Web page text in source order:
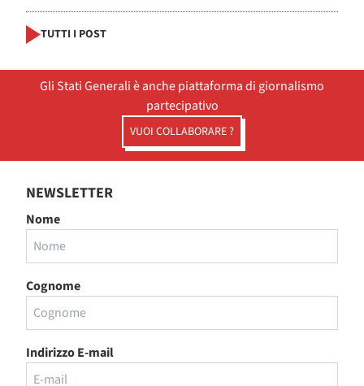
TUTTI I POST
Gli Stati Generali è anche piattaforma di giornalismo
partecipativo
VUOI COLLABORARE ?
NEWSLETTER
Nome
Cognome
Indirizzo E-mail